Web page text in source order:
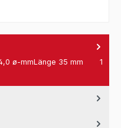
ø-mmLänge 35 mm 1